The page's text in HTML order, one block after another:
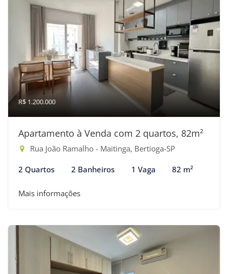
R$ 1.200.000
Apartamento à Venda com 2 quartos, 82m²
Rua João Ramalho - Maitinga, Bertioga-SP
2 Quartos 2 Banheiros 1 Vaga 82 m²
Mais informações